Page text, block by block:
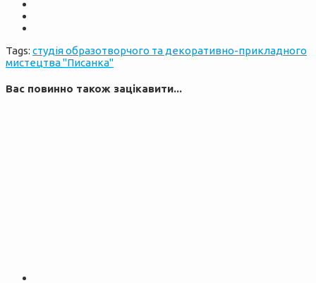
Tags: студія образотворчого та декоративно-прикладного
мистецтва "Писанка"
Вас повинно також зацікавити...